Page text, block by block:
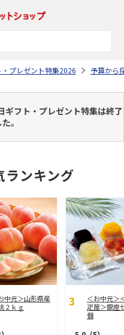
プレゼント特集2026 予算から
ギフト・プレゼント特集は終了
。
ランキング
中元＞山形県産
２ｋｇ
＜お中元＞
疋屋＞銀座
個